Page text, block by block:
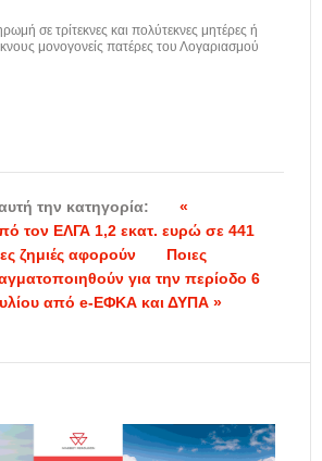
σε τρίτεκνες και πολύτεκνες μητέρες ή
μονογονείς πατέρες του Λογαριασμού
την κατηγορία:
«
τον ΕΛΓΑ 1,2 εκατ. ευρώ σε 441
ζημιές αφορούν
Ποιες
για την περίοδο 6
από e-ΕΦΚΑ και ΔΥΠΑ »